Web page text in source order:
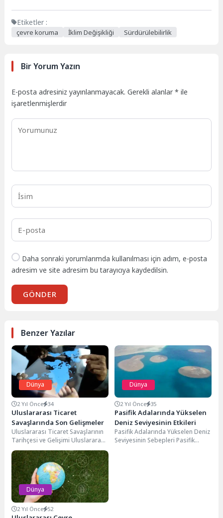
Etiketler :
çevre koruma İklim Değişikliği Sürdürülebilirlik
Bir Yorum Yazın
E-posta adresiniz yayınlanmayacak. Gerekli alanlar* ile
işaretlenmişlerdir
Daha sonraki yorumlarımda kullanılması için adım, e-posta
adresim ve site adresim bu tarayıcıya kaydedilsin.
GÖNDER
Benzer Yazılar
Dünya
2 Yıl Önce 34
Uluslararası Ticaret
Savaşlarında Son Gelişmeler
Uluslararası Ticaret Savaşlarının
Tarihçesi ve Gelişimi Uluslararası
Ticaret savaşlarının tarihçesi, 17.
yüzyıldan itibaren kaydedilen
ekonomik...
Dünya
2 Yıl Önce 35
Pasifik Adalarında Yükselen
Deniz Seviyesinin Etkileri
Pasifik Adalarında Yükselen Deniz
Seviyesinin Sebepleri Pasifik
Dünya
2 Yıl Önce 52